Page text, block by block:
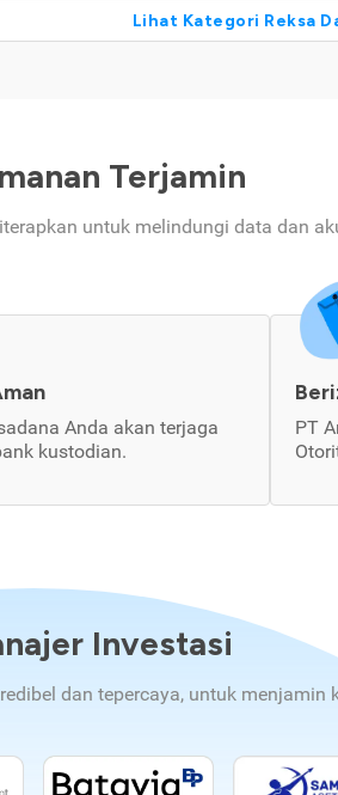
Lihat Kategori Reksa
Terjamin
untuk melindungi data dan
Anda akan terjaga
kustodian.
PT
Investasi
dan tepercaya, untuk menjamin